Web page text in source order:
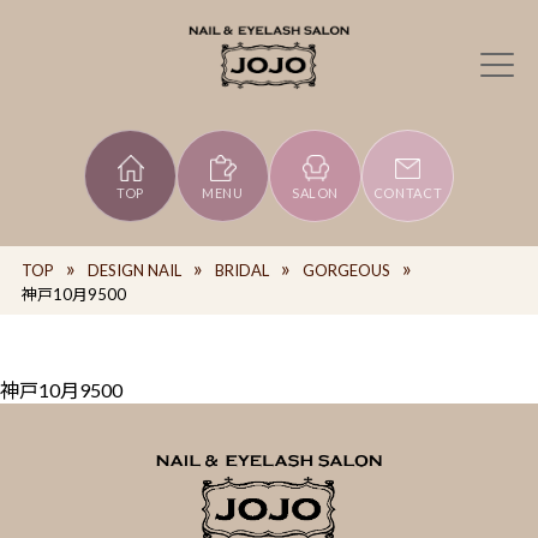
TOP MENU SALON CONTACT
TOP DESIGN NAIL BRIDAL
GORGEOUS
神戸10月9500
神戸10月9500